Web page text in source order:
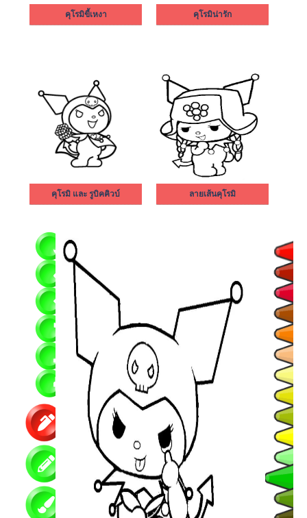
คุโรมิขี้เหงา คุโรมิน่ารัก
คุโรมิ และ รูบิคคิวบ์ ลายเส้นคุโรมิ